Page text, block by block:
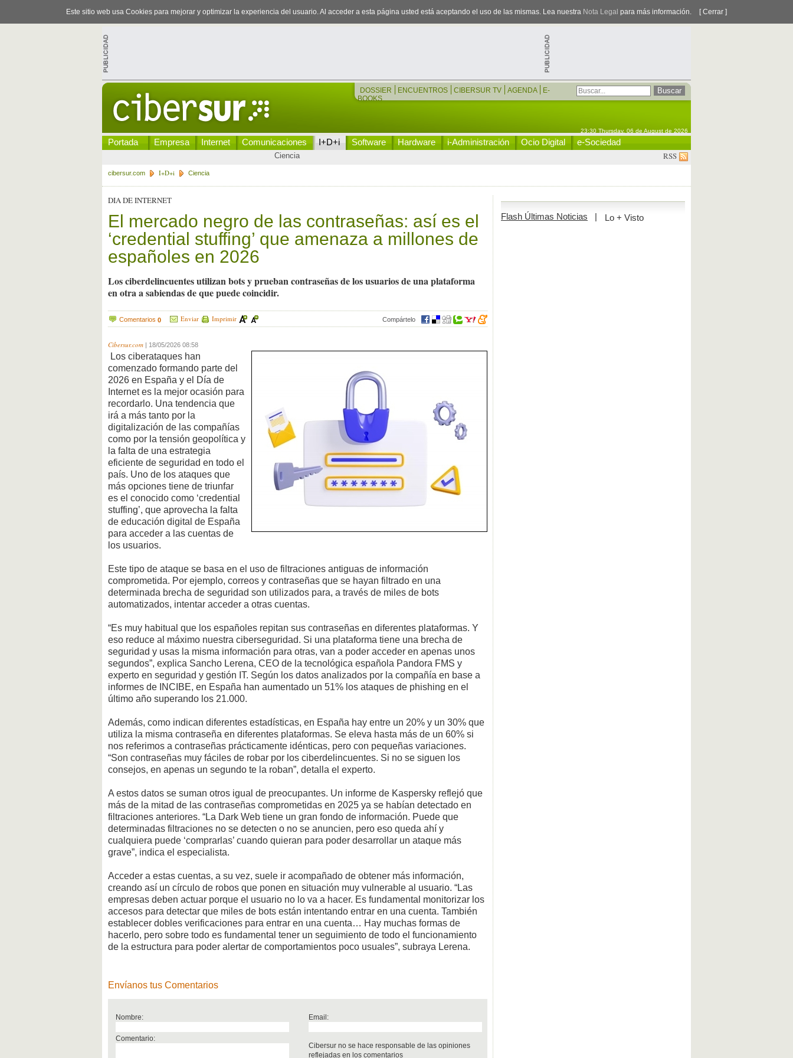
Este sitio web usa Cookies para mejorar y optimizar la experiencia del usuario. Al acceder a esta página usted está aceptando el uso de las mismas. Lea nuestra Nota Legal para más información. [ Cerrar ]
DOSSIER ENCUENTROS CIBERSUR TV AGENDA
E-
BOOKS
23:30 Thursday, 06 de August de 2026
Portada Empresa Internet Comunicaciones I+D+i Software Hardware i-Administración Ocio Digital e-Sociedad
Ciencia RSS
cibersur.com I+D+i Ciencia
DIA DE INTERNET
El mercado negro de las contraseñas: así es el
‘credential stuffing’ que amenaza a millones de
españoles en 2026
Los ciberdelincuentes utilizan bots y prueban contraseñas de los usuarios de una plataforma
en otra a sabiendas de que puede coincidir.
Comentarios 0 Enviar Imprimir Compártelo
Cibersur.com 18/05/2026 08:58
Los ciberataques han
comenzado formando parte del
2026 en España y el Día de
Internet es la mejor ocasión para
recordarlo. Una tendencia que
irá a más tanto por la
digitalización de las compañías
como por la tensión geopolítica y
la falta de una estrategia
eficiente de seguridad en todo el
país. Uno de los ataques que
más opciones tiene de triunfar
es el conocido como ‘credential
stuffing’, que aprovecha la falta
de educación digital de España
para acceder a las cuentas de
los usuarios.
Este tipo de ataque se basa en el uso de filtraciones antiguas de información
comprometida. Por ejemplo, correos y contraseñas que se hayan filtrado en una
determinada brecha de seguridad son utilizados para, a través de miles de bots
automatizados, intentar acceder a otras cuentas.
“Es muy habitual que los españoles repitan sus contraseñas en diferentes plataformas. Y
eso reduce al máximo nuestra ciberseguridad. Si una plataforma tiene una brecha de
seguridad y usas la misma información para otras, van a poder acceder en apenas unos
segundos”, explica Sancho Lerena, CEO de la tecnológica española Pandora FMS y
experto en seguridad y gestión IT. Según los datos analizados por la compañía en base a
informes de INCIBE, en España han aumentado un 51% los ataques de phishing en el
último año superando los 21.000.
Además, como indican diferentes estadísticas, en España hay entre un 20% y un 30% que
utiliza la misma contraseña en diferentes plataformas. Se eleva hasta más de un 60% si
nos referimos a contraseñas prácticamente idénticas, pero con pequeñas variaciones.
“Son contraseñas muy fáciles de robar por los ciberdelincuentes. Si no se siguen los
consejos, en apenas un segundo te la roban”, detalla el experto.
A estos datos se suman otros igual de preocupantes. Un informe de Kaspersky reflejó que
más de la mitad de las contraseñas comprometidas en 2025 ya se habían detectado en
filtraciones anteriores. “La Dark Web tiene un gran fondo de información. Puede que
determinadas filtraciones no se detecten o no se anuncien, pero eso queda ahí y
cualquiera puede ‘comprarlas’ cuando quieran para poder desarrollar un ataque más
grave”, indica el especialista.
Acceder a estas cuentas, a su vez, suele ir acompañado de obtener más información,
creando así un círculo de robos que ponen en situación muy vulnerable al usuario. “Las
empresas deben actuar porque el usuario no lo va a hacer. Es fundamental monitorizar los
accesos para detectar que miles de bots están intentando entrar en una cuenta. También
establecer dobles verificaciones para entrar en una cuenta… Hay muchas formas de
hacerlo, pero sobre todo es fundamental tener un seguimiento de todo el funcionamiento
de la estructura para poder alertar de comportamientos poco usuales”, subraya Lerena.
Envíanos tus Comentarios
Nombre: Email:
Comentario:
Cibersur no se hace responsable de las opiniones
reflejadas en los comentarios
Flash Últimas Noticias | Lo + Visto